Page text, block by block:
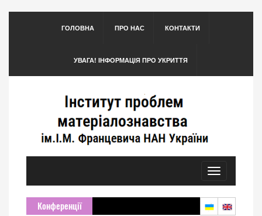
ГОЛОВНА ПРО НАС КОНТАКТИ
УВАГА! ІНФОРМАЦІЯ ПРО УКРИТТЯ
Toggle
navigation
Конференції